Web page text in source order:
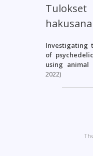
Investigating
of
using animal
2022)